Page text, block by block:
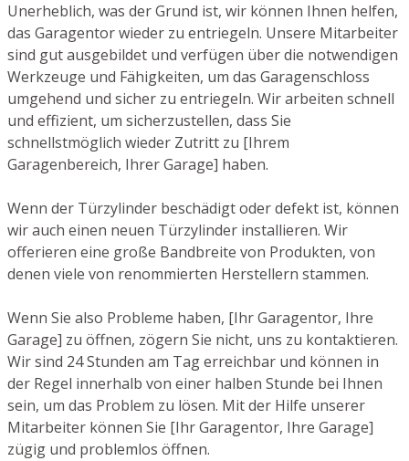
Unerheblich, was der Grund ist, wir können Ihnen helfen,
das Garagentor wieder zu entriegeln. Unsere Mitarbeiter
sind gut ausgebildet und verfügen über die notwendigen
Werkzeuge und Fähigkeiten, um das Garagenschloss
umgehend und sicher zu entriegeln. Wir arbeiten schnell
und effizient, um sicherzustellen, dass Sie
schnellstmöglich wieder Zutritt zu [Ihrem
Garagenbereich, Ihrer Garage] haben.
Wenn der Türzylinder beschädigt oder defekt ist, können
wir auch einen neuen Türzylinder installieren. Wir
offerieren eine große Bandbreite von Produkten, von
denen viele von renommierten Herstellern stammen.
Wenn Sie also Probleme haben, [Ihr Garagentor, Ihre
Garage] zu öffnen, zögern Sie nicht, uns zu kontaktieren.
Wir sind 24 Stunden am Tag erreichbar und können in
der Regel innerhalb von einer halben Stunde bei Ihnen
sein, um das Problem zu lösen. Mit der Hilfe unserer
Mitarbeiter können Sie [Ihr Garagentor, Ihre Garage]
zügig und problemlos öffnen.